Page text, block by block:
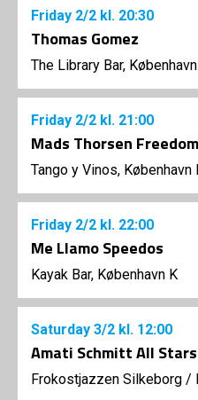
Friday 2/2 kl. 20:30
Thomas Gomez
The Library Bar,
Friday 2/2 kl. 21:00
Mads Thorsen
Tango y Vinos, København
Friday 2/2 kl. 22:00
Me Llamo Speedos
Kayak Bar, København K
Saturday 3/2 kl. 12:00
Amati Schmitt All Stars
Frokostjazzen Silkeborg /